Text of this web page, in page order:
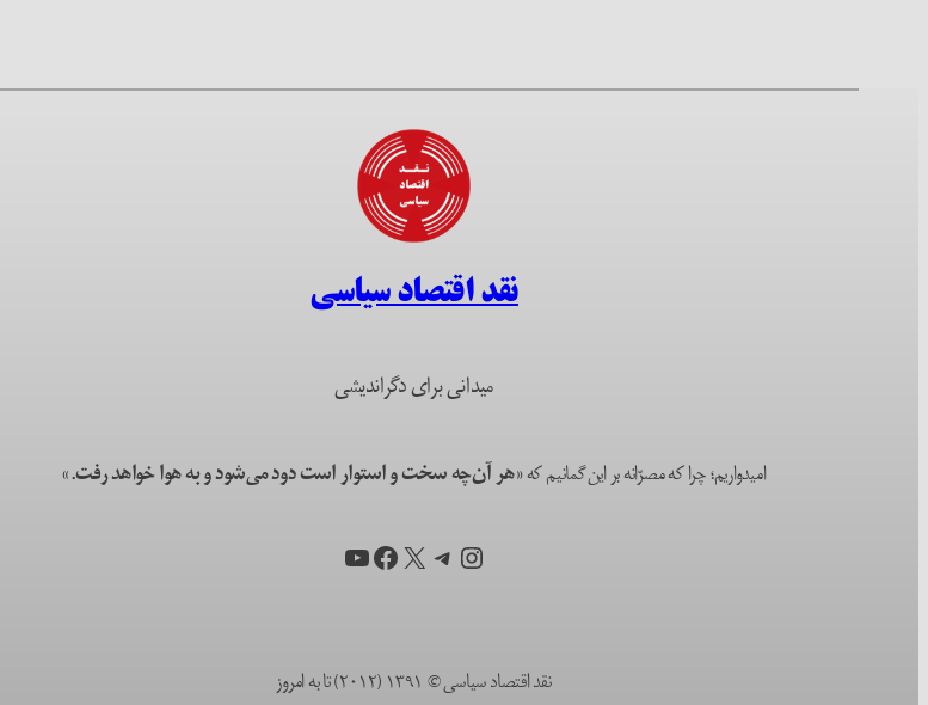
نقد اقتصاد سیاسی
میدانی برای دگراندیشی
امیدواریم؛ چرا که مصرّانه بر این گمانیم که«هر آن‌چه سخت و استوار است دود می‌شود و به هوا خواهد رفت.»
اینستاگرم
تلگرام
X فیس‌بوک
یوتیوب
نقد اقتصاد سیاسی © ۱۳۹۱ (۲۰۱۲) تا به امروز